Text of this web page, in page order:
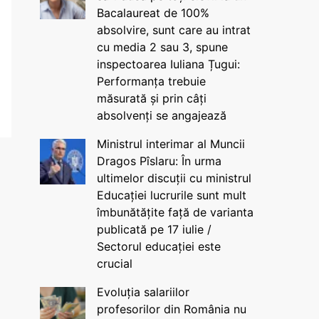
Bacalaureat de 100%
absolvire, sunt care au intrat
cu media 2 sau 3, spune
inspectoarea Iuliana Țugui:
Performanța trebuie
măsurată și prin câți
absolvenți se angajează
Ministrul interimar al Muncii
Dragos Pîslaru: În urma
ultimelor discuții cu ministrul
Educației lucrurile sunt mult
îmbunătățite față de varianta
publicată pe 17 iulie /
Sectorul educației este
crucial
Evoluția salariilor
profesorilor din România nu